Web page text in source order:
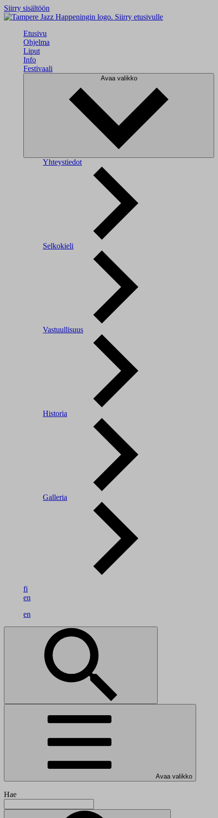
Siirry sisältöön
Siirry etusivulle
Etusivu
Ohjelma
Liput
Info
Festivaali
Avaa valikko
Yhteystiedot
Selkokieli
Vastuullisuus
Historia
Galleria
fi
en
en
Avaa valikko
Hae